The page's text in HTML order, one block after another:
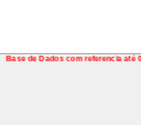
Base de Dados com referencia até08/